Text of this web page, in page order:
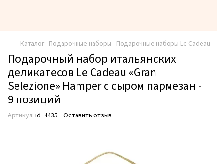
Каталог Подарочные наборы Подарочные наборы Le Cadeau
Подарочный набор итальянских
деликатесов Le Cadeau «Gran
Selezione» Hamper с сыром пармезан -
9 позиций
Артикул: id_4435 Оставить отзыв